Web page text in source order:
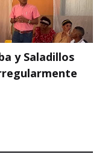
y Saladillos